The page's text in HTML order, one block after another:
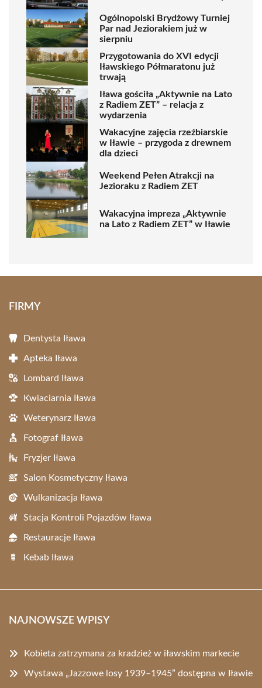
Ogólnopolski Brydżowy Turniej
Par nad Jeziorakiem już w
sierpniu
Przygotowania do XVI edycji
Iławskiego Półmaratonu już
trwają
Iława gościła „Aktywnie na Lato
z Radiem ZET” – relacja z
wydarzenia
Wakacyjne zajęcia rzeźbiarskie
w Iławie – przygoda z drewnem
dla dzieci
Weekend Pełen Atrakcji na
Jezioraku z Radiem ZET
Wakacyjna impreza „Aktywnie
na Lato z Radiem ZET” w Iławie
FIRMY
Dentysta Iława
Apteka Iława
Lombard Iława
Kwiaciarnia Iława
Weterynarz Iława
Fotograf Iława
Fryzjer Iława
Salon Kosmetyczny Iława
Wulkanizacja Iława
Stacja Kontroli Pojazdów Iława
Restauracje Iława
Kebab Iława
NAJNOWSZE WPISY
Kobieta zatrzymana za kradzież w iławskim markecie
Wystawa „Jazzowe losy 1939–1945” dostępna w Iławie